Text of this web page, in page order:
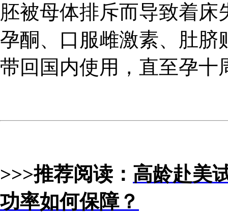
胚被母体排斥而导致着
孕酮、口服雌激素、肚脐
带回国内使用，直至孕十
>>>推荐阅读： 高龄赴美
功率如何保障？